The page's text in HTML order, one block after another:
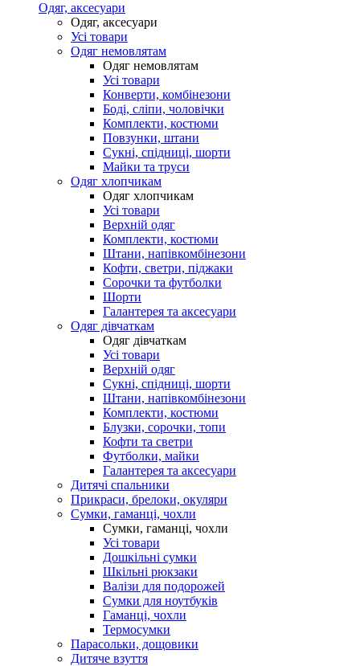
Одяг, аксесуари
Одяг, аксесуари
Усі товари
Одяг немовлятам
Одяг немовлятам
Усі товари
Конверти, комбінезони
Боді, сліпи, чоловічки
Комплекти, костюми
Повзунки, штани
Сукні, спідниці, шорти
Майки та труси
Одяг хлопчикам
Одяг хлопчикам
Усі товари
Верхній одяг
Комплекти, костюми
Штани, напівкомбінезони
Кофти, светри, піджаки
Сорочки та футболки
Шорти
Галантерея та аксесуари
Одяг дівчаткам
Одяг дівчаткам
Усі товари
Верхній одяг
Сукні, спідниці, шорти
Штани, напівкомбінезони
Комплекти, костюми
Блузки, сорочки, топи
Кофти та светри
Футболки, майки
Галантерея та аксесуари
Дитячі спальники
Прикраси, брелоки, окуляри
Сумки, гаманці, чохли
Сумки, гаманці, чохли
Усі товари
Дошкільні сумки
Шкільні рюкзаки
Валізи для подорожей
Сумки для ноутбуків
Гаманці, чохли
Термосумки
Парасольки, дощовики
Дитяче взуття